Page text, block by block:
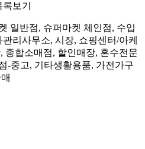
록보기
일반점, 슈퍼마켓 체인점, 수입
리사무소, 시장, 쇼핑센터/아케
종합소매점, 할인매장, 혼수전문
-중고, 기타생활용품, 가전가구